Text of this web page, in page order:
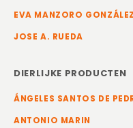
EVA MANZORO GONZÁLEZ
JOSE A. RUEDA
DIERLIJKE PRODUCTEN
ÁNGELES SANTOS DE
ANTONIO MARIN